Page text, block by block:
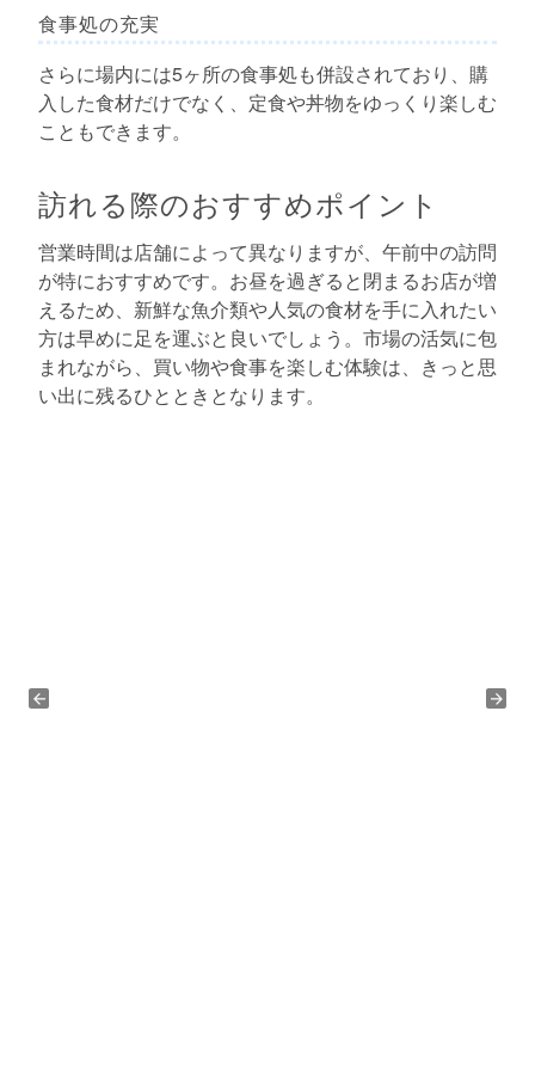
食事処の充実
さらに場内には5ヶ所の食事処も併設されており、購
入した食材だけでなく、定食や丼物をゆっくり楽しむ
こともできます。
訪れる際のおすすめポイント
営業時間は店舗によって異なりますが、午前中の訪問
が特におすすめです。お昼を過ぎると閉まるお店が増
えるため、新鮮な魚介類や人気の食材を手に入れたい
方は早めに足を運ぶと良いでしょう。市場の活気に包
まれながら、買い物や食事を楽しむ体験は、きっと思
い出に残るひとときとなります。